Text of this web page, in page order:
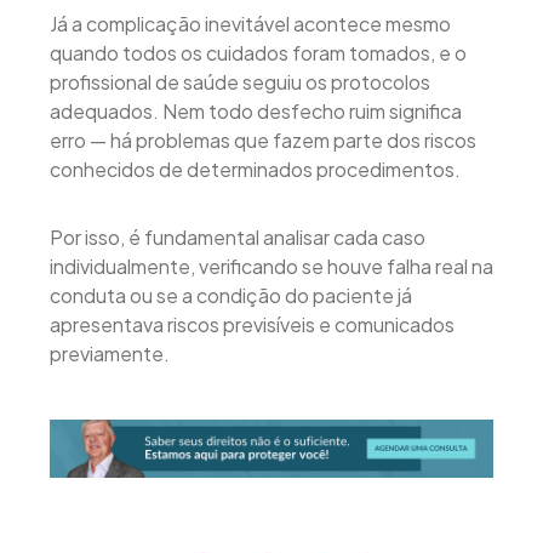
Já a complicação inevitável acontece mesmo
quando todos os cuidados foram tomados, e o
profissional de saúde seguiu os protocolos
adequados. Nem todo desfecho ruim significa
erro — há problemas que fazem parte dos riscos
conhecidos de determinados procedimentos.
Por isso, é fundamental analisar cada caso
individualmente, verificando se houve falha real na
conduta ou se a condição do paciente já
apresentava riscos previsíveis e comunicados
previamente.